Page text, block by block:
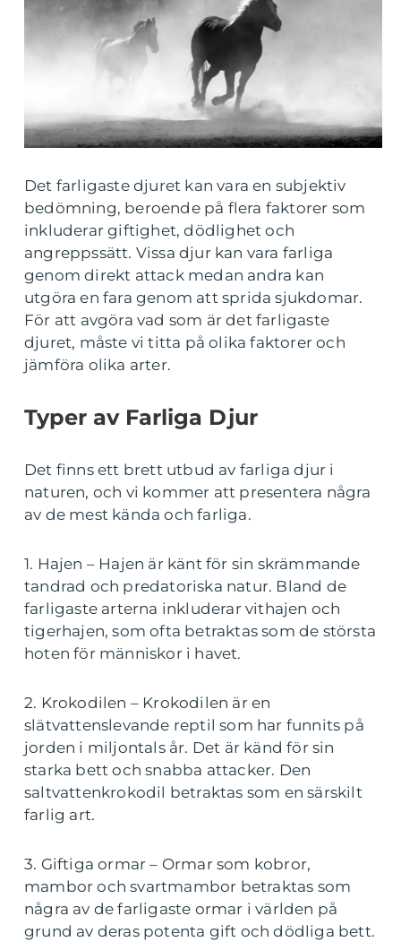
Det farligaste djuret kan vara en subjektiv
bedömning, beroende på flera faktorer som
inkluderar giftighet, dödlighet och
angreppssätt. Vissa djur kan vara farliga
genom direkt attack medan andra kan
utgöra en fara genom att sprida sjukdomar.
För att avgöra vad som är det farligaste
djuret, måste vi titta på olika faktorer och
jämföra olika arter.
Typer av Farliga Djur
Det finns ett brett utbud av farliga djur i
naturen, och vi kommer att presentera några
av de mest kända och farliga.
1. Hajen – Hajen är känt för sin skrämmande
tandrad och predatoriska natur. Bland de
farligaste arterna inkluderar vithajen och
tigerhajen, som ofta betraktas som de största
hoten för människor i havet.
2. Krokodilen – Krokodilen är en
slätvattenslevande reptil som har funnits på
jorden i miljontals år. Det är känd för sin
starka bett och snabba attacker. Den
saltvattenkrokodil betraktas som en särskilt
farlig art.
3. Giftiga ormar – Ormar som kobror,
mambor och svartmambor betraktas som
några av de farligaste ormar i världen på
grund av deras potenta gift och dödliga bett.